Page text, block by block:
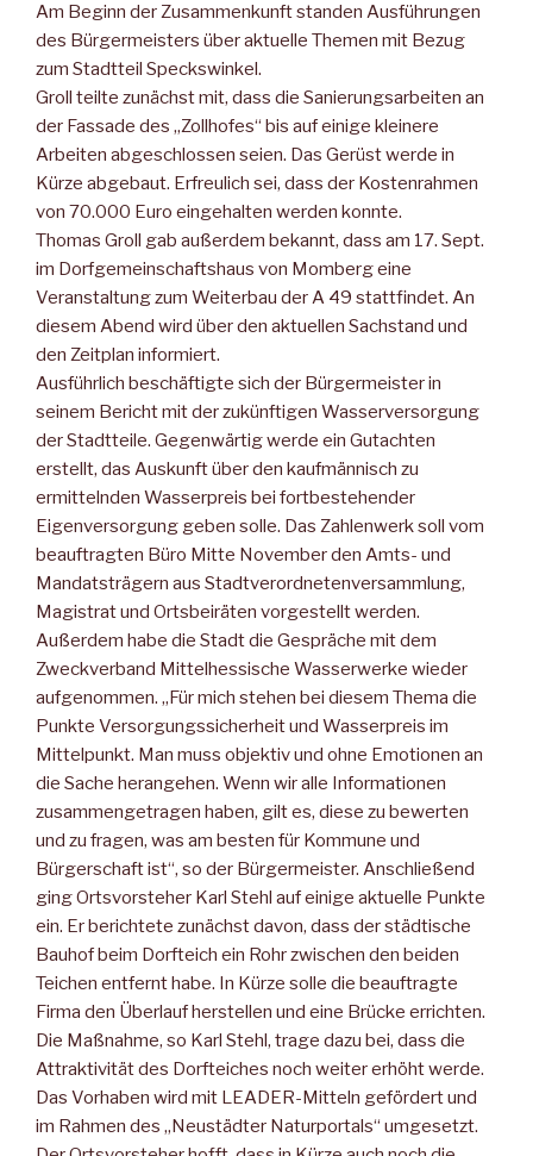
Am Beginn der Zusammenkunft standen Ausführungen
des Bürgermeisters über aktuelle Themen mit Bezug
zum Stadtteil Speckswinkel.
Groll teilte zunächst mit, dass die Sanierungsarbeiten an
der Fassade des „Zollhofes“ bis auf einige kleinere
Arbeiten abgeschlossen seien. Das Gerüst werde in
Kürze abgebaut. Erfreulich sei, dass der Kostenrahmen
von 70.000 Euro eingehalten werden konnte.
Thomas Groll gab außerdem bekannt, dass am 17. Sept.
im Dorfgemeinschaftshaus von Momberg eine
Veranstaltung zum Weiterbau der A 49 stattfindet. An
diesem Abend wird über den aktuellen Sachstand und
den Zeitplan informiert.
Ausführlich beschäftigte sich der Bürgermeister in
seinem Bericht mit der zukünftigen Wasserversorgung
der Stadtteile. Gegenwärtig werde ein Gutachten
erstellt, das Auskunft über den kaufmännisch zu
ermittelnden Wasserpreis bei fortbestehender
Eigenversorgung geben solle. Das Zahlenwerk soll vom
beauftragten Büro Mitte November den Amts- und
Mandatsträgern aus Stadtverordnetenversammlung,
Magistrat und Ortsbeiräten vorgestellt werden.
Außerdem habe die Stadt die Gespräche mit dem
Zweckverband Mittelhessische Wasserwerke wieder
aufgenommen. „Für mich stehen bei diesem Thema die
Punkte Versorgungssicherheit und Wasserpreis im
Mittelpunkt. Man muss objektiv und ohne Emotionen an
die Sache herangehen. Wenn wir alle Informationen
zusammengetragen haben, gilt es, diese zu bewerten
und zu fragen, was am besten für Kommune und
Bürgerschaft ist“, so der Bürgermeister. Anschließend
ging Ortsvorsteher Karl Stehl auf einige aktuelle Punkte
ein. Er berichtete zunächst davon, dass der städtische
Bauhof beim Dorfteich ein Rohr zwischen den beiden
Teichen entfernt habe. In Kürze solle die beauftragte
Firma den Überlauf herstellen und eine Brücke errichten.
Die Maßnahme, so Karl Stehl, trage dazu bei, dass die
Attraktivität des Dorfteiches noch weiter erhöht werde.
Das Vorhaben wird mit LEADER-Mitteln gefördert und
im Rahmen des „Neustädter Naturportals“ umgesetzt.